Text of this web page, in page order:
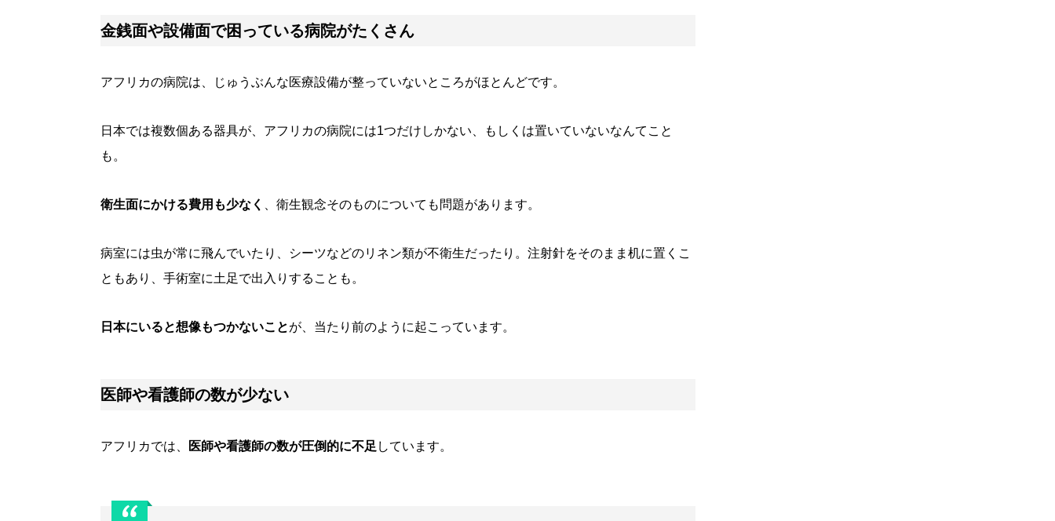
金銭面や設備面で困っている病院がたくさん
アフリカの病院は、じゅうぶんな医療設備が整っていないところがほとんどです。
日本では複数個ある器具が、アフリカの病院には1つだけしかない、もしくは置いていないなんてこと
も。
衛生面にかける費用も少なく 、衛生観念そのものについても問題があります。
病室には虫が常に飛んでいたり、シーツなどのリネン類が不衛生だったり。注射針をそのまま机に置くこ
ともあり、手術室に土足で出入りすることも。
日本にいると想像もつかないことが、当たり前のように起こっています。
医師や看護師の数が少ない
アフリカでは、 医師や看護師の数が圧倒的に不足 しています。